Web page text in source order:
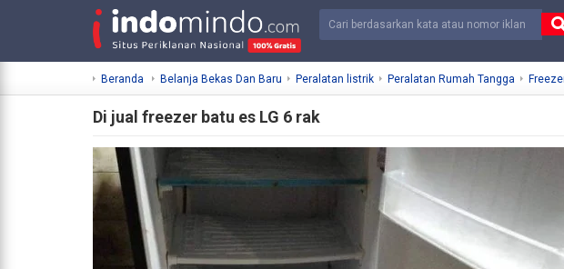
Beranda Belanja Bekas Dan Baru Peralatan listrik Peralatan Rumah Tangga
Di jual freezer batu es LG 6 rak